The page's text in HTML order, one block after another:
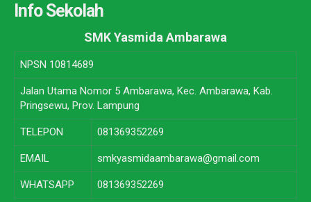
Info Sekolah
SMK Yasmida Ambarawa
NPSN 10814689
Jalan Utama Nomor 5 Ambarawa, Kec. Ambarawa, Kab.
Pringsewu, Prov. Lampung
TELEPON 081369352269
EMAIL smkyasmidaambarawa@gmail.com
WHATSAPP 081369352269